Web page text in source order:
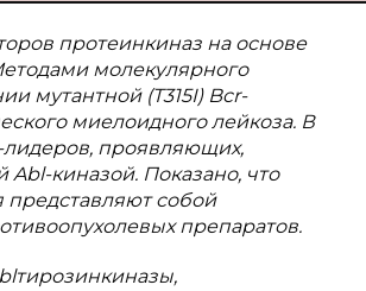
протеинкиназ на основе
молекулярного
мутантной (T315I) Bcr-
миелоидного лейкоза. В
проявляющих,
киназой. Показано, что
собой
препаратов.